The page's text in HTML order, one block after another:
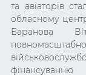
та авіаторів
обласному
Баранова